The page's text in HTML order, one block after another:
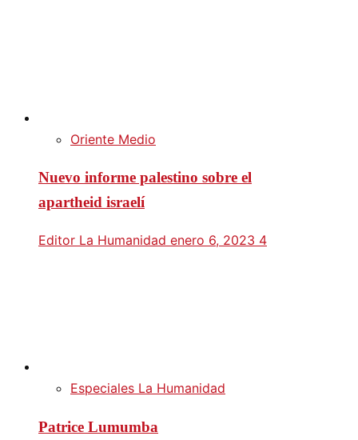
Oriente Medio
Nuevo informe palestino sobre el
apartheid israelí
Editor La Humanidad enero 6, 2023 4
Especiales La Humanidad
Patrice Lumumba